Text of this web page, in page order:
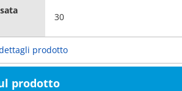
30
prodotto
prodotto